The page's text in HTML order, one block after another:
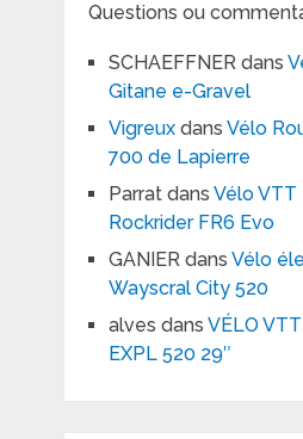
Questions ou
SCHAEFFNERdans
Gitane e-Gravel
Vigreuxdans Vélo
700 de Lapierre
Parratdans Vélo VTT
Rockrider FR6 Evo
GANIERdans Vélo
Wayscral City 520
alves dans VÉLO
EXPL 520 29″